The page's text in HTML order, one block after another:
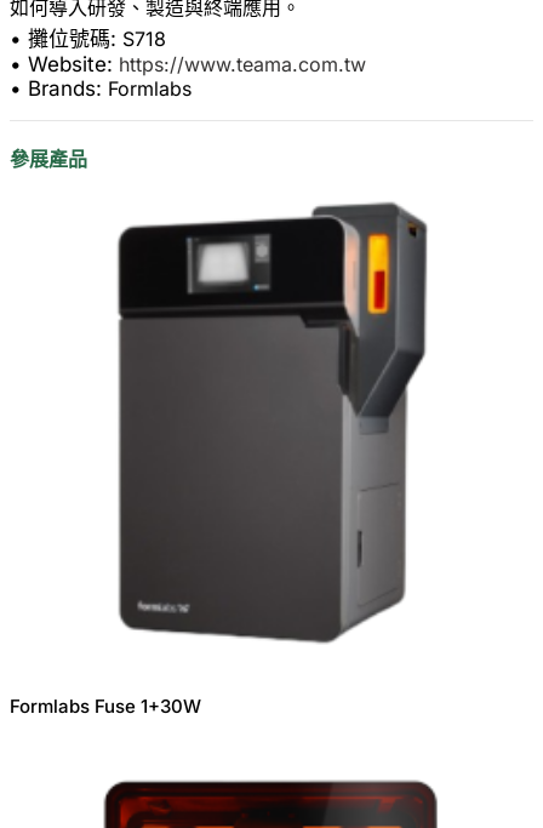
• 攤位號碼: S718
• Website: https://www.teama.com.tw
• Brands: Formlabs
參展產品
Formlabs Fuse 1+30W